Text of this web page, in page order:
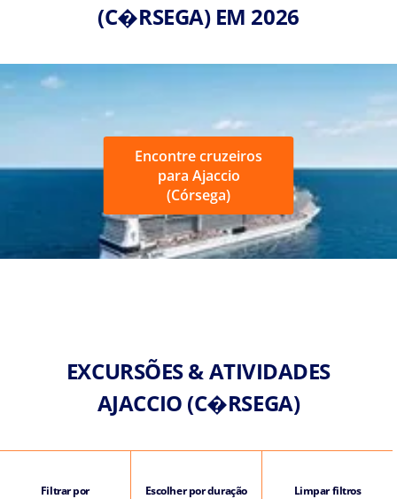
(C�RSEGA) EM 2026
Encontre cruzeiros
para Ajaccio
(Córsega)
EXCURSÕES & ATIVIDADES
AJACCIO (C�RSEGA)
Filtrar por Escolher por duração Limpar filtros